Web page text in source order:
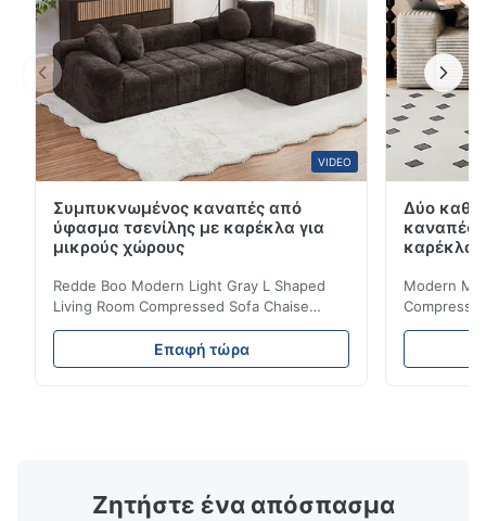
VIDEO
Συμπυκνωμένος καναπές από
ύφασμα τσενίλης με καρέκλα για
μικρούς χώρους
Redde Boo Modern Light Gray L Shaped
Living Room Compressed Sofa Chaise
Lounge Product Overview High resilience
soft sectional sofa designed for small
spaces, featuring a contemporary light gray
Επαφή τώρα
Δύο
καναπές
καρέκλα
Modern
Room
Ζητήστε ένα απόσπασμα